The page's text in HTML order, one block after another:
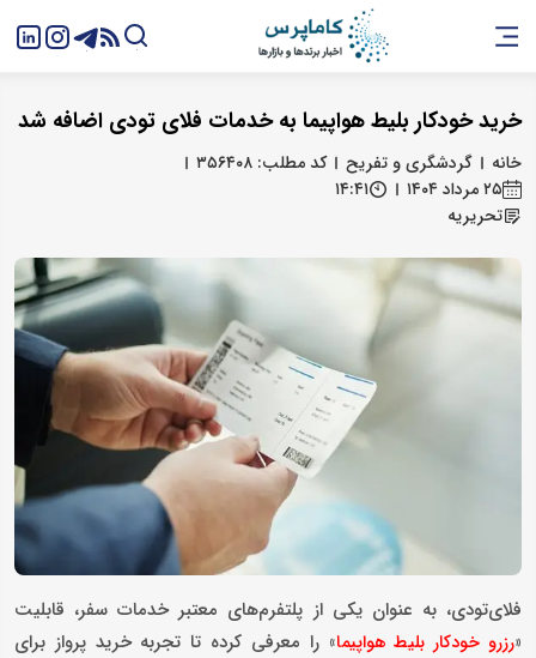
خرید خودکار بلیط هواپیما به خدمات فلای‌ تودی اضافه شد
خانه گردشگری و تفریح
کد مطلب: ۳۵۶۴۰۸
۲۵ مرداد ۱۴۰۴
۱۴:۴۱
تحریریه
فلای‌تودی، به عنوان یکی از پلتفرم‌های معتبر خدمات سفر، قابلیت
«رزرو خودکار بلیط هواپیما» را معرفی کرده تا تجربه خرید پرواز برای